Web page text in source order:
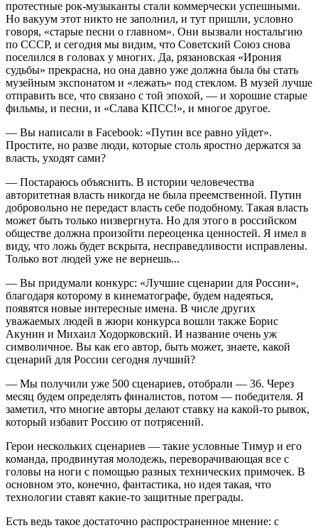
протестные рок-музыканты стали коммерчески успешными.
Но вакуум этот никто не заполнил, и тут пришли, условно
говоря, «старые песни о главном». Они вызвали ностальгию
по СССР, и сегодня мы видим, что Советский Союз снова
поселился в головах у многих. Да, рязановская «Ирония
судьбы» прекрасна, но она давно уже должна была бы стать
музейным экспонатом и «лежать» под стеклом. В музей лучше
отправить все, что связано с той эпохой, — и хорошие старые
фильмы, и песни, и «Слава КПСС!», и многое другое.
— Вы написали в Facebook: «Путин все равно уйдет».
Простите, но разве люди, которые столь яростно держатся за
власть, уходят сами?
— Постараюсь объяснить. В истории человечества
авторитетная власть никогда не была преемственной. Путин
добровольно не передаст власть себе подобному. Такая власть
может быть только низвергнута. Но для этого в российском
обществе должна произойти переоценка ценностей. Я имел в
виду, что ложь будет вскрыта, несправедливости исправлены.
Только вот людей уже не вернешь...
— Вы придумали конкурс: «Лучшие сценарии для России»,
благодаря которому в кинематографе, будем надеяться,
появятся новые интересные имена. В числе других
уважаемых людей в жюри конкурса вошли также Борис
Акунин и Михаил Ходорковский. И название очень уж
символичное. Вы как его автор, быть может, знаете, какой
сценарий для России сегодня лучший?
— Мы получили уже 500 сценариев, отобрали — 36. Через
месяц будем определять финалистов, потом — победителя. Я
заметил, что многие авторы делают ставку на какой-то рывок,
который избавит Россию от потрясений.
Герои нескольких сценариев — такие условные Тимур и его
команда, продвинутая молодежь, переворачивающая все с
головы на ноги с помощью разных технических примочек. В
основном это, конечно, фантастика, но идея такая, что
технологии ставят какие-то защитные преграды.
Есть ведь такое достаточно распространенное мнение: с